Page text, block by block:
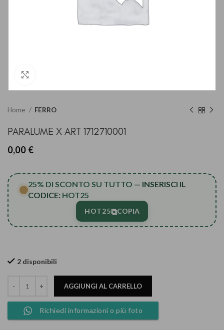
Home FERRO
PARALUME X ART 1712710001
0,00 €
25% DI SCONTO SU TUTTO — INSERISCI IL
CODICE: HOT25
HOT25⧉COPIA
2 disponibili
AGGIUNGI AL CARRELLO
Richiedi informazioni o più foto